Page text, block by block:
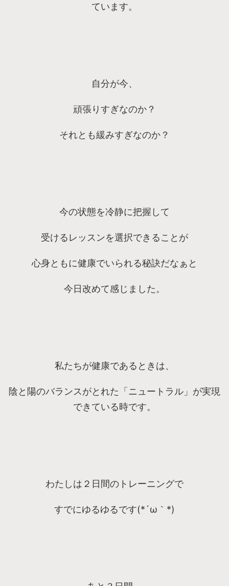
ています。
自分が今、
頑張りすぎなのか？
それとも緩みすぎなのか？
今の状態を冷静に把握して
受けるレッスンを選択できることが
心身ともに健康でいられる秘訣だなぁと
今日改めて感じました。
私たちが健康であるときは、
陰と陽のバランスがとれた「ニュートラル」が実現
できている時です。
わたしは２日間のトレーニングで
すでにゆるゆるです(*´ω｀*)